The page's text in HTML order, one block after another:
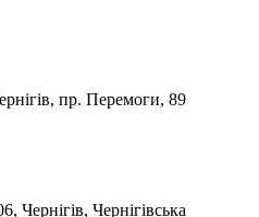
пр. Перемоги, 89
Чернігів, Чернігівська